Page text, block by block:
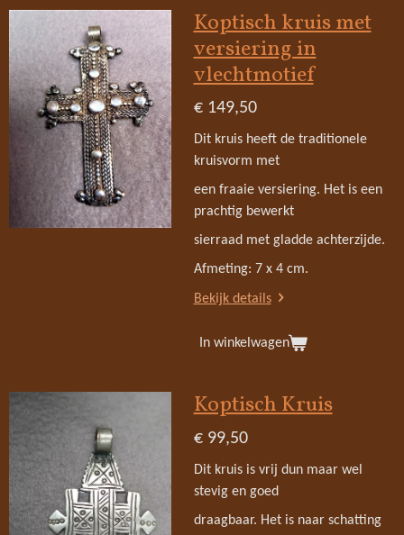
Koptisch kruis met
versiering in
vlechtmotief
€ 149,50
Dit kruis heeft de traditionele
kruisvorm met
een fraaie versiering. Het is een
prachtig bewerkt
sierraad met gladde achterzijde.
Afmeting: 7 x 4 cm.
Bekijk details
In winkelwagen
Koptisch Kruis
€ 99,50
Dit kruis is vrij dun maar wel
stevig en goed
draagbaar. Het is naar schatting